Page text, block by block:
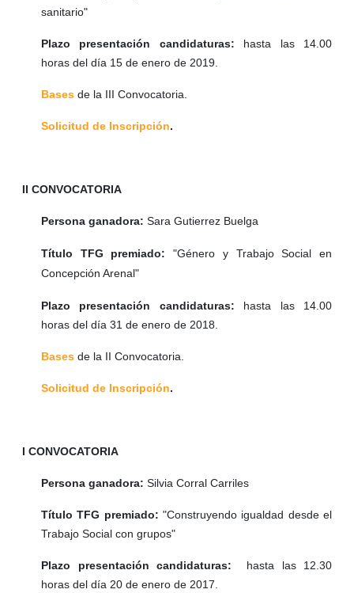
sanitario"
Plazo presentación candidaturas: hasta las 14.00
horas del día 15 de enero de 2019.
Bases de la III Convocatoria.
Solicitud de Inscripción.
II CONVOCATORIA
Persona ganadora: Sara Gutierrez Buelga
Título TFG premiado: "Género y Trabajo Social en
Concepción Arenal"
Plazo presentación candidaturas:
hasta las 14.00
horas del día 31 de enero de 2018.
Bases de la II Convocatoria.
Solicitud de Inscripción.
I CONVOCATORIA
Persona ganadora: Silvia Corral Carriles
Título TFG premiado: "Construyendo igualdad desde el
Trabajo Social con grupos"
Plazo presentación candidaturas:
hasta las 12.30
horas del día 20 de enero de 2017.